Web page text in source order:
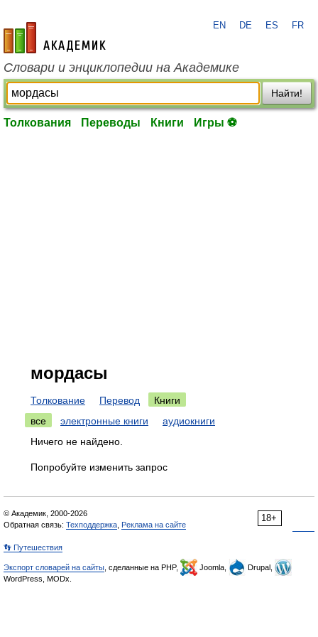
academic.ru
EN DE ES FR
Словари и энциклопедии на Академике
Найти!
Толкования Переводы Книги Игры ⚽
мордасы
Толкование Перевод
Книги
все
электронные книги
аудиокниги
Ничего не найдено.
Попробуйте изменить запрос
18+
© Академик, 2000-2026
Обратная связь: Техподдержка Реклама на сайте
👣 Путешествия
Экспорт словарей на сайты , сделанные на PHP, Joomla,
Drupal,
WordPress, MODx.